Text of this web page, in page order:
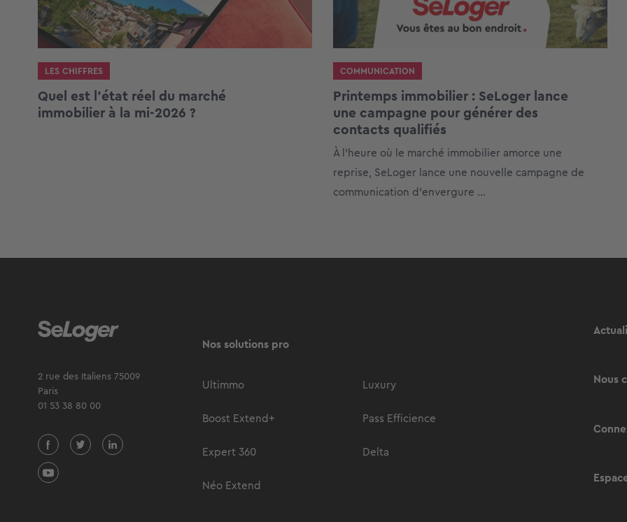
LES CHIFFRES
Quel est l’état réel du marché
immobilier à la mi-2026 ?
COMMUNICATION
Printemps immobilier : SeLoger lance
une campagne pour générer des
contacts qualifiés
À l’heure où le marché immobilier amorce une
reprise, SeLoger lance une nouvelle campagne de
communication d’envergure ...
2 rue des Italiens 75009
Paris
01 53 38 80 00
Nos solutions pro
Ultimmo
Boost Extend+
Expert 360
Néo Extend
Luxury
Pass Efficience
Delta
Nous